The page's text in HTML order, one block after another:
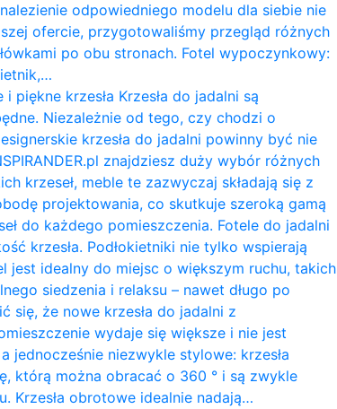
odpowiedniego modelu dla siebie nie
ofercie, przygotowaliśmy przegląd różnych
po obu stronach. Fotel wypoczynkowy:
piękne krzesła Krzesła do jadalni są
Niezależnie od tego, czy chodzi o
krzesła do jadalni powinny być nie
znajdziesz duży wybór różnych
krzeseł, meble te zazwyczaj składają się z
projektowania, co skutkuje szeroką gamą
do każdego pomieszczenia. Fotele do jadalni
krzesła. Podłokietniki nie tylko wspierają
jest idealny do miejsc o większym ruchu, takich
siedzenia i relaksu – nawet długo po
się, że nowe krzesła do jadalni z
wydaje się większe i nie jest
jednocześnie niezwykle stylowe: krzesła
którą można obracać o 360 ° i są zwykle
Krzesła obrotowe idealnie nadają…